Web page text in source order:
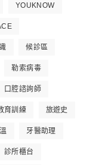
YOUKNOW
候診區
勒索病毒
口腔諮詢師
育訓練 旅遊史
牙醫助理
診所櫃台